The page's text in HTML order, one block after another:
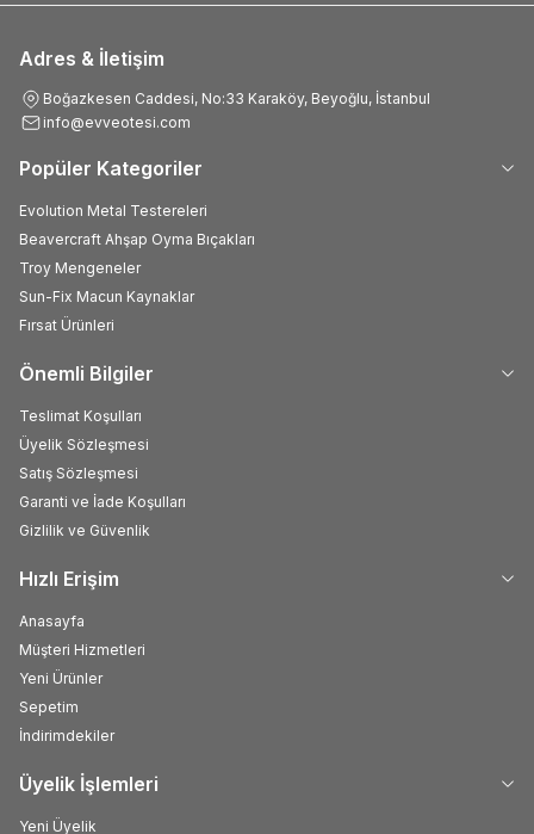
Adres & İletişim
Boğazkesen Caddesi, No:33 Karaköy, Beyoğlu, İstanbul
info@evveotesi.com
Popüler Kategoriler
Evolution Metal Testereleri
Beavercraft Ahşap Oyma Bıçakları
Troy Mengeneler
Sun-Fix Macun Kaynaklar
Fırsat Ürünleri
Önemli Bilgiler
Teslimat Koşulları
Üyelik Sözleşmesi
Satış Sözleşmesi
Garanti ve İade Koşulları
Gizlilik ve Güvenlik
Hızlı Erişim
Anasayfa
Müşteri Hizmetleri
Yeni Ürünler
Sepetim
İndirimdekiler
Üyelik İşlemleri
Yeni Üyelik